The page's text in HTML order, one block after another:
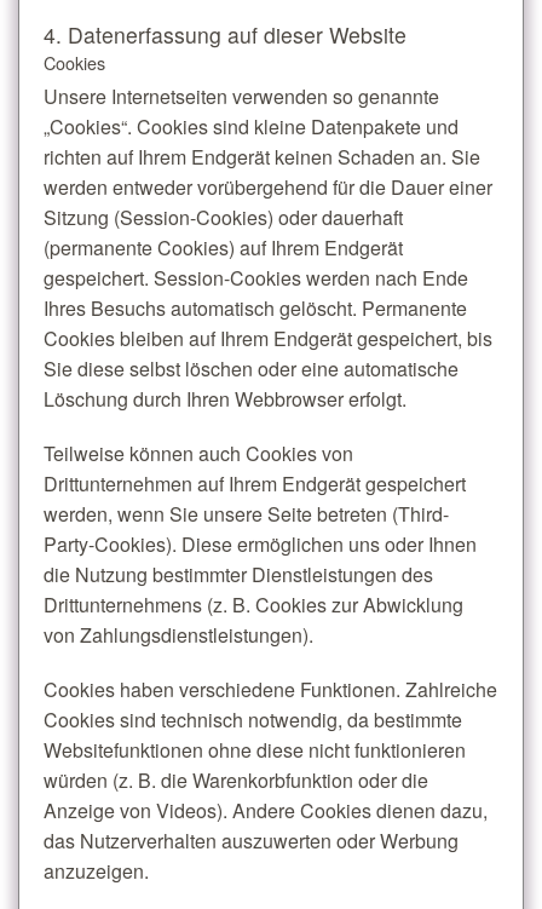
4. Datenerfassung auf dieser Website
Cookies
Unsere Internetseiten verwenden so genannte
„Cookies“. Cookies sind kleine Datenpakete und
richten auf Ihrem Endgerät keinen Schaden an. Sie
werden entweder vorübergehend für die Dauer einer
Sitzung (Session-Cookies) oder dauerhaft
(permanente Cookies) auf Ihrem Endgerät
gespeichert. Session-Cookies werden nach Ende
Ihres Besuchs automatisch gelöscht. Permanente
Cookies bleiben auf Ihrem Endgerät gespeichert, bis
Sie diese selbst löschen oder eine automatische
Löschung durch Ihren Webbrowser erfolgt.
Teilweise können auch Cookies von
Drittunternehmen auf Ihrem Endgerät gespeichert
werden, wenn Sie unsere Seite betreten (Third-
Party-Cookies). Diese ermöglichen uns oder Ihnen
die Nutzung bestimmter Dienstleistungen des
Drittunternehmens (z. B. Cookies zur Abwicklung
von Zahlungsdienstleistungen).
Cookies haben verschiedene Funktionen. Zahlreiche
Cookies sind technisch notwendig, da bestimmte
Websitefunktionen ohne diese nicht funktionieren
würden (z. B. die Warenkorbfunktion oder die
Anzeige von Videos). Andere Cookies dienen dazu,
das Nutzerverhalten auszuwerten oder Werbung
anzuzeigen.